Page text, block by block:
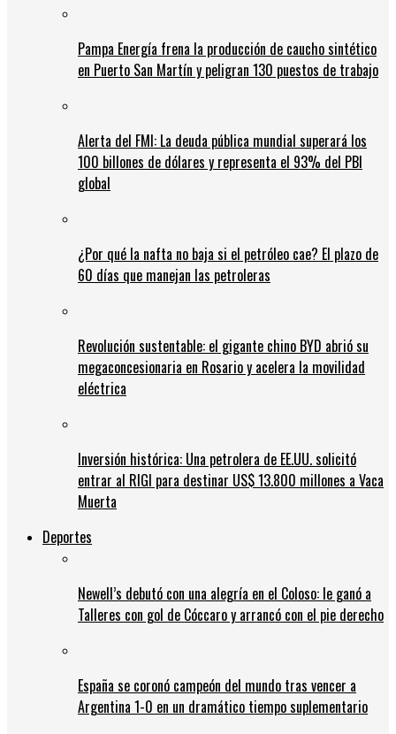
Pampa Energía frena la producción de caucho sintético
en Puerto San Martín y peligran 130 puestos de trabajo
Alerta del FMI: La deuda pública mundial superará los
100 billones de dólares y representa el 93% del PBI
global
¿Por qué la nafta no baja si el petróleo cae? El plazo de
60 días que manejan las petroleras
Revolución sustentable: el gigante chino BYD abrió su
megaconcesionaria en Rosario y acelera la movilidad
eléctrica
Inversión histórica: Una petrolera de EE.UU. solicitó
entrar al RIGI para destinar US$ 13.800 millones a Vaca
Muerta
Deportes
Newell’s debutó con una alegría en el Coloso: le ganó a
Talleres con gol de Cóccaro y arrancó con el pie derecho
España se coronó campeón del mundo tras vencer a
Argentina 1-0 en un dramático tiempo suplementario